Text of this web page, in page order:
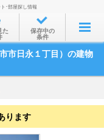
間から
ら
･部屋探し情報
た
保存中の
条件
市日永１丁目）の建物
ります